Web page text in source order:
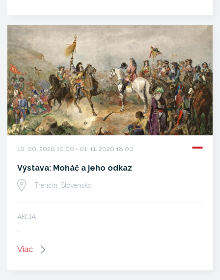
16. 06. 2026 10:00 - 01. 11. 2026 18:00
Výstava: Moháč a jeho odkaz
Trenčín, Slovensko
AKCIA
Viac